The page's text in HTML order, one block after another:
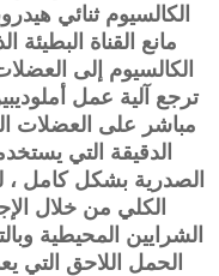
الكالسيوم ثنائي
مانع القناة
الكالسيوم إلى
ترجع آلية عمل
مباشر على العضلات
الدقيقة التي
الصدرية بشكل كامل ،
الكلي من خلال
الشرايين المحيطية
الحمل اللاحق التي